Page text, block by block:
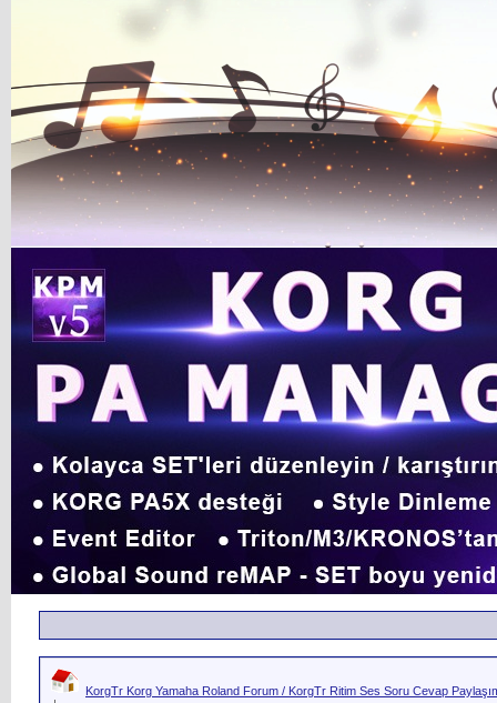
KorgTr Korg Yamaha Roland Forum / KorgTr Ritim Ses Soru Cevap